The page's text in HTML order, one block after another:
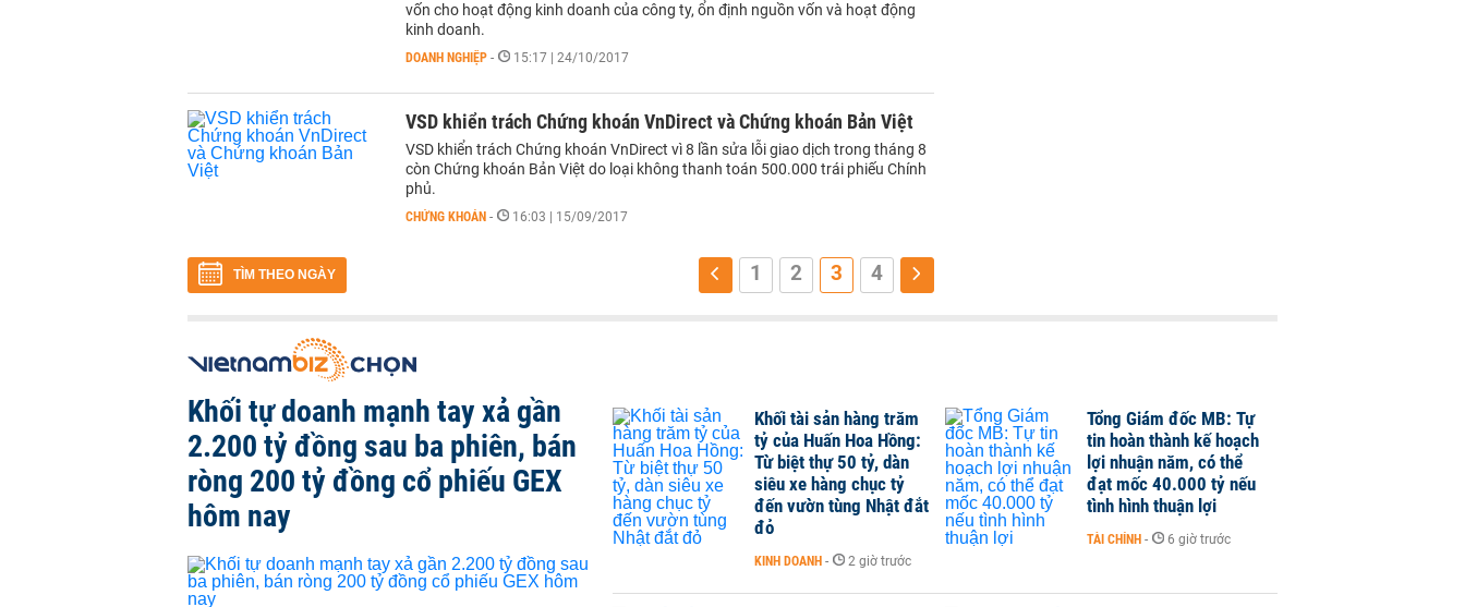
vốn cho hoạt động kinh doanh của công ty, ổn định nguồn vốn và hoạt động
kinh doanh.
DOANH NGHIỆP - 15:17 | 24/10/2017
VSD khiển trách Chứng khoán VnDirect và Chứng khoán Bản Việt
VSD khiển trách Chứng khoán VnDirect vì 8 lần sửa lỗi giao dịch trong tháng 8
còn Chứng khoán Bản Việt do loại không thanh toán 500.000 trái phiếu Chính
phủ.
CHỨNG KHOÁN - 16:03 | 15/09/2017
TÌM THEO NGÀY 1 2 3 4
Khối tự doanh mạnh tay xả gần
2.200 tỷ đồng sau ba phiên, bán
ròng 200 tỷ đồng cổ phiếu GEX
hôm nay
Khối tài sản hàng trăm
tỷ của Huấn Hoa Hồng:
Từ biệt thự 50 tỷ, dàn
siêu xe hàng chục tỷ
đến vườn tùng Nhật đắt
đỏ
KINH DOANH - 2 giờ trước
Tổng Giám đốc MB: Tự
tin hoàn thành kế hoạch
lợi nhuận năm, có thể
đạt mốc 40.000 tỷ nếu
tình hình thuận lợi
TÀI CHÍNH - 6 giờ trước